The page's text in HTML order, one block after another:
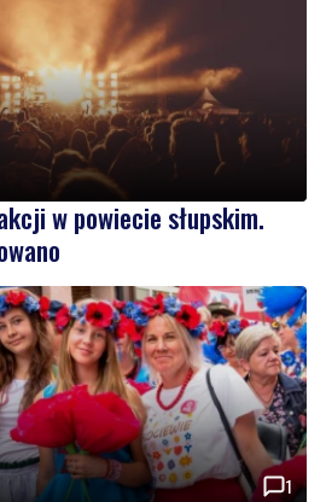
w powiecie słupskim.
1